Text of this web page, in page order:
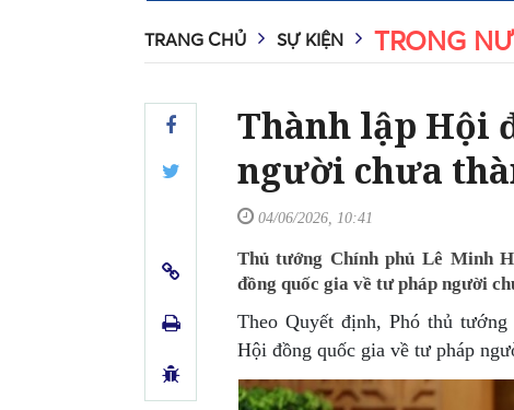
TRANG CHỦ SỰ KIỆN TRONG
Thành lập Hội
người chưa
04/06/2026, 10:41
Thủ tướng Chính phủ Lê Minh
đồng quốc gia về tư pháp người
Theo Quyết định, Phó thủ
Hội đồng quốc gia về tư pháp